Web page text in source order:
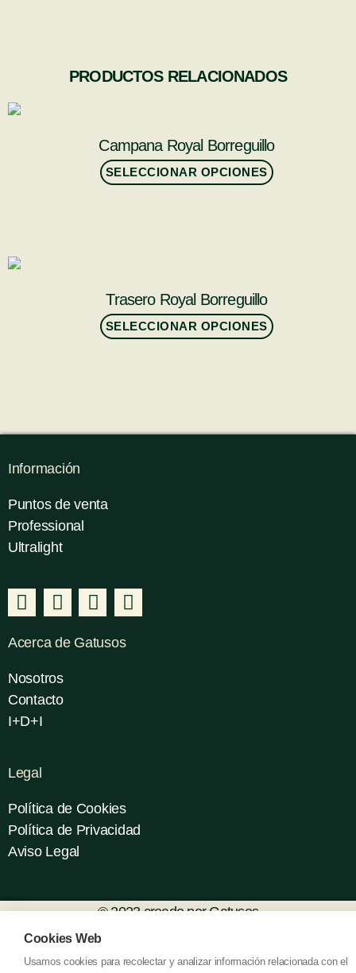
PRODUCTOS RELACIONADOS
Campana Royal Borreguillo
SELECCIONAR OPCIONES
Trasero Royal Borreguillo
SELECCIONAR OPCIONES
Información
Puntos de venta
Professional
Ultralight
Acerca de Gatusos
Nosotros
Contacto
I+D+I
Legal
Política de Cookies
Política de Privacidad
Aviso Legal
© 2023 creado por Gatusos
Cookies Web
Usamos cookies para recolectar y analizar información relacionada con el